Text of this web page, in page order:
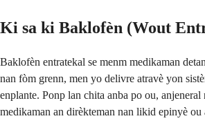
Ki sa ki Baklofèn (Wout
Baklofèn entratekal se menm medikaman
nan fòm grenn, men yo delivre atravè yon
enplante. Ponp lan chita anba po ou,
medikaman an dirèkteman nan likid epinyè ou